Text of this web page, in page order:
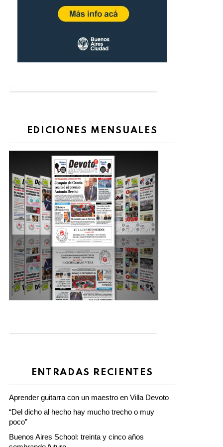
EDICIONES MENSUALES
ENTRADAS RECIENTES
Aprender guitarra con un maestro en Villa Devoto
“Del dicho al hecho hay mucho trecho o muy
poco”
Buenos Aires School: treinta y cinco años